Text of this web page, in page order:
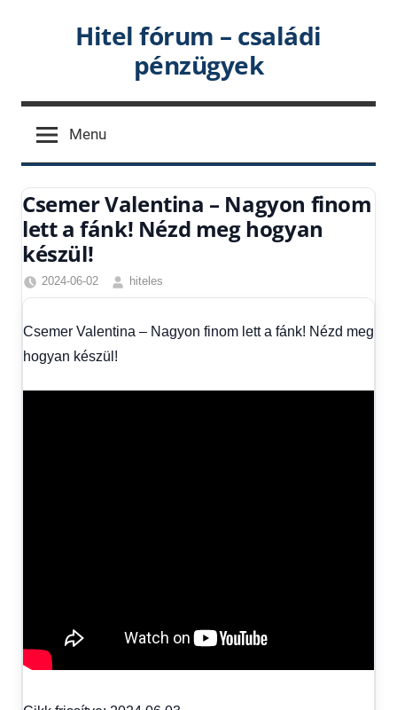
Hitel fórum – családi
pénzügyek
Menu
Csemer Valentina – Nagyon finom
lett a fánk! Nézd meg hogyan
készül!
2024-06-02
hiteles
Csemer
Friss
Csemer Valentina – Nagyon finom lett a fánk! Nézd meg
hogyan készül!